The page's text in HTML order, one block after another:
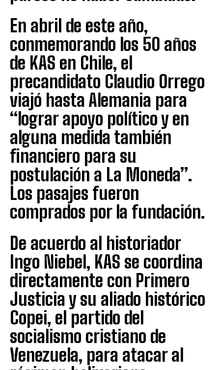
En abril de este año,
conmemorando los 50 años
de KAS en Chile, el
precandidato Claudio Orrego
viajó hasta Alemania para
“lograr apoyo político y en
alguna medida también
financiero para su
postulación a La Moneda”.
Los pasajes fueron
comprados por la fundación.
De acuerdo al historiador
Ingo Niebel, KAS se coordina
directamente con Primero
Justicia y su aliado histórico
Copei, el partido del
socialismo cristiano de
Venezuela, para atacar al